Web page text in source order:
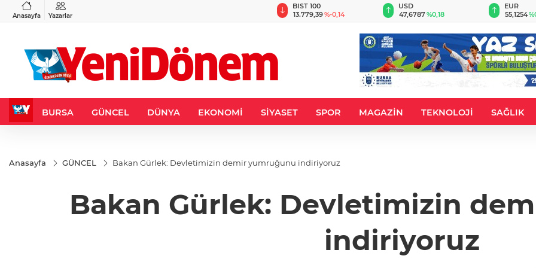
Anasayfa Yazarlar
%-0,22
BIST 100
13.779,39%-0,14
USD
47,6787%0,18
EUR
55,1254
BURSA GÜNCEL DÜNYA EKONOMİ SİYASET SPOR MAGAZİN TEKNOLOJİ SAĞLIK
Anasayfa GÜNCEL Bakan Gürlek: Devletimizin demir yumruğunu indiriyoruz
Bakan Gürlek: Devletimizin
indiriyoruz